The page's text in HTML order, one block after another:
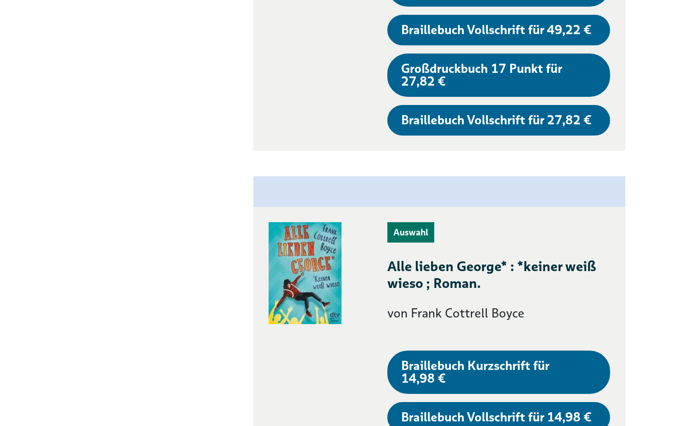
Braillebuch Vollschrift für 49,22 €
Großdruckbuch 17 Punkt für
27,82 €
Braillebuch Vollschrift für 27,82 €
Auswahl
Alle lieben George* : *keiner weiß
wieso ; Roman.
von Frank Cottrell Boyce
Braillebuch Kurzschrift für
14,98 €
Braillebuch Vollschrift für 14,98 €